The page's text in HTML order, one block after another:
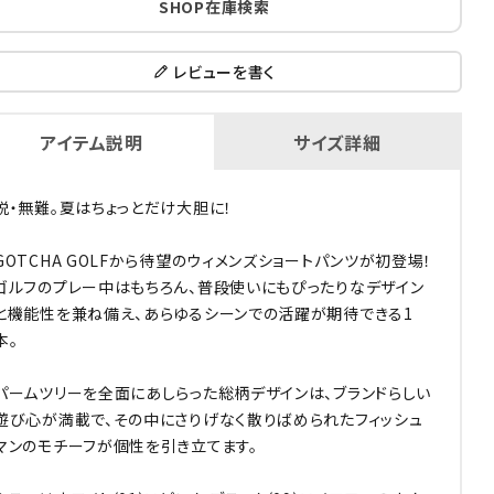
SHOP在庫検索
レビューを書く
アイテム説明 サイズ詳細
・無難。夏はちょっとだけ大胆に！
GOLFから待望のウィメンズショートパンツが初登場！
ルフのプレー中はもちろん、普段使いにもぴったりなデザイン
機能性を兼ね備え、あらゆるシーンでの活躍が期待できる1
。
ームツリーを全面にあしらった総柄デザインは、ブランドらしい
び心が満載で、その中にさりげなく散りばめられたフィッシュ
ンのモチーフが個性を引き立てます。